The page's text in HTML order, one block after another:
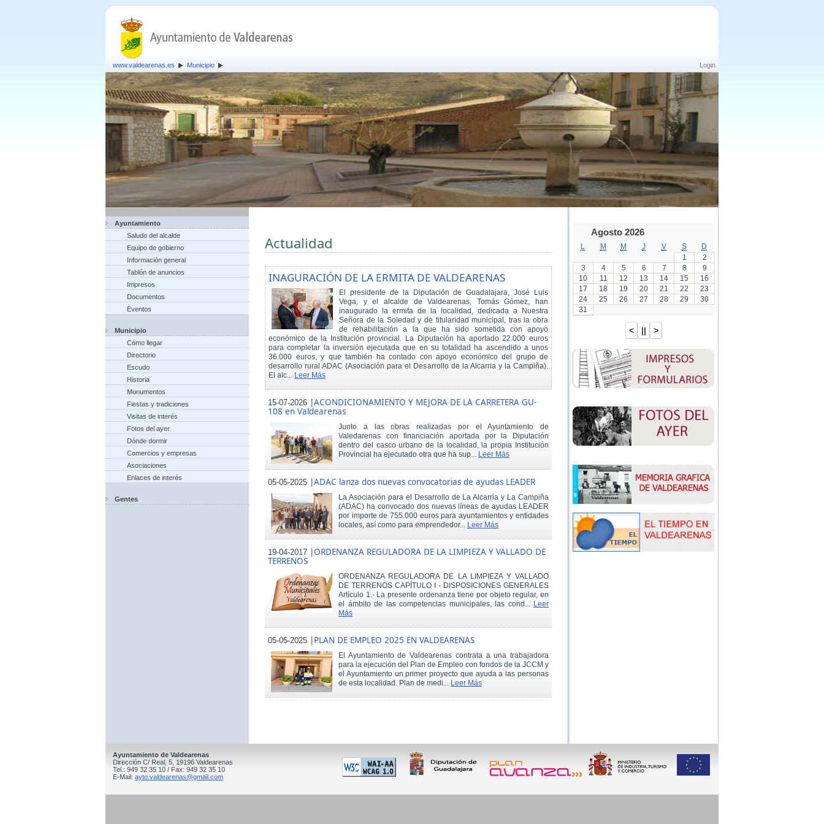
Login
www.valdearenas.es Municipio
Ayuntamiento
Saludo del alcalde
Equipo de gobierno
Información general
Tablón de anuncios
Impresos
Documentos
Eventos
Municipio
Cómo llegar
Directorio
Escudo
Historia
Monumentos
Fiestas y tradiciones
Visitas de interés
Fotos del ayer
Dónde dormir
Comercios y empresas
Asociaciones
Enlaces de interés
Gentes
Actualidad
INAGURACIÓN DE LA ERMITA DE VALDEARENAS
El presidente de la Diputación de Guadalajara, José Luis
Vega, y el alcalde de Valdearenas, Tomás Gómez, han
inaugurado la ermita de la localidad, dedicada a Nuestra
Señora de la Soledad y de titularidad municipal, tras la obra
de rehabilitación a la que ha sido sometida con apoyo
económico de la Institución provincial. La Diputación ha aportado 22.000 euros
para completar la inversión ejecutada que en su totalidad ha ascendido a unos
36.000 euros, y que también ha contado con apoyo económico del grupo de
desarrollo rural ADAC (Asociación para el Desarrollo de la Alcarria y la Campiña).
El alc... Leer Más
15-07-2026 |ACONDICIONAMIENTO Y MEJORA DE LA CARRETERA GU-
108 en Valdearenas
Junto a las obras realizadas por el Ayuntamiento de
Valedarenas con financiación aportada por la Diputación
dentro del casco urbano de la localidad, la propia Institución
Provincial ha ejecutado otra que ha sup... Leer Más
05-05-2025 |ADAC lanza dos nuevas convocatorias de ayudas LEADER
La Asociación para el Desarrollo de La Alcarria y La Campiña
(ADAC) ha convocado dos nuevas líneas de ayudas LEADER
por importe de 755.000 euros para ayuntamientos y entidades
locales, así como para emprendedor... Leer Más
19-04-2017 |ORDENANZA REGULADORA DE LA LIMPIEZA Y VALLADO DE
TERRENOS
ORDENANZA REGULADORA DE LA LIMPIEZA Y VALLADO
DE TERRENOS CAPÍTULO I - DISPOSICIONES GENERALES
Artículo 1.- La presente ordenanza tiene por objeto regular, en
el ámbito de las competencias municipales, las cond... Leer
Más
05-05-2025 |PLAN DE EMPLEO 2025 EN VALDEARENAS
El Ayuntamiento de Valdearenas contrata a una trabajadora
para la ejecución del Plan de Empleo con fondos de la JCCM y
el Ayuntamiento un primer proyecto que ayuda a las personas
de esta localidad. Plan de medi... Leer Más
Agosto 2026
M M J V S
D
1
2
3
4 5 6 7 8
9
10
11 12 13 14 15
16
17
18 19 20 21 22
23
24
25 26 27 28 29
30
31
Ayuntamiento de Valdearenas
Dirección C/ Real, 5, 19196 Valdearenas
Tel.: 949 32 35 10 / Fax: 949 32 35 10
E-Mail: ayto.valdearenas@gmail.com